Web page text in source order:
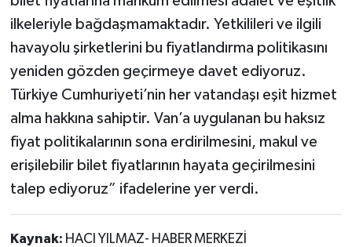
ilkeleriyle bağdaşmamaktadır. Yetkilileri ve ilgili
havayolu şirketlerini bu fiyatlandırma politikasını
yeniden gözden geçirmeye davet ediyoruz.
Türkiye Cumhuriyeti’nin her vatandaşı eşit hizmet
alma hakkına sahiptir. Van’a uygulanan bu haksız
fiyat politikalarının sona erdirilmesini, makul ve
erişilebilir bilet fiyatlarının hayata geçirilmesini
talep ediyoruz” ifadelerine yer verdi.
Kaynak: HACI YILMAZ- HABER MERKEZİ